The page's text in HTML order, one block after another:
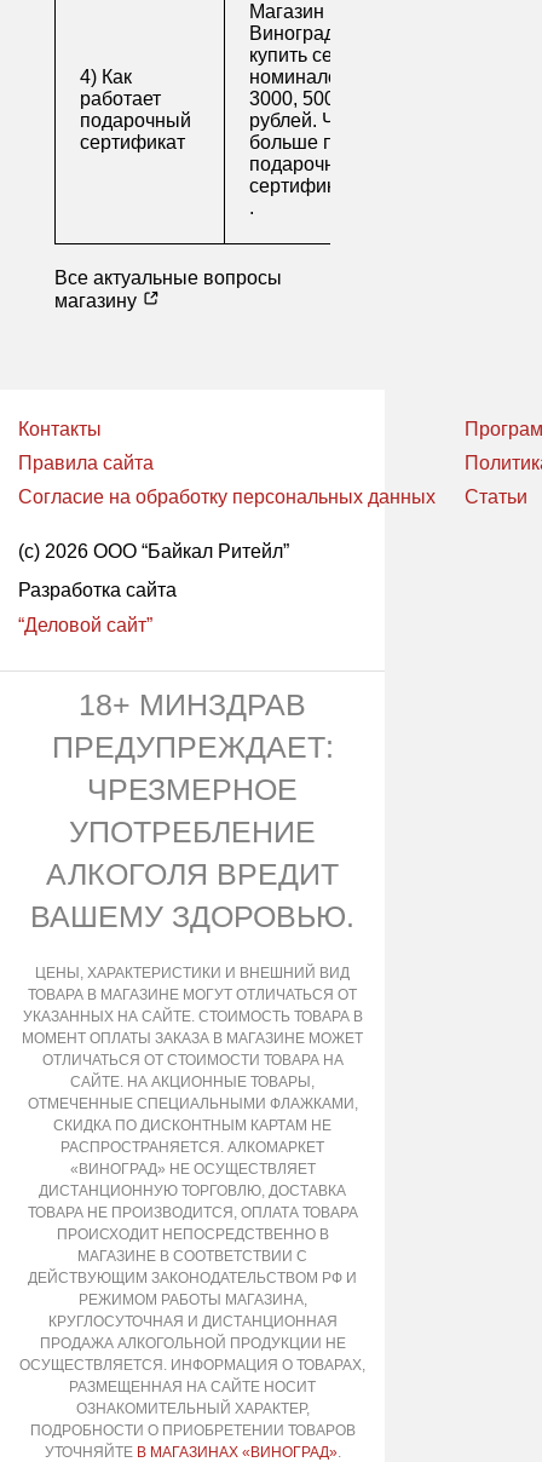
4) Как
работает
подарочный
сертификат
Магазин напитков
Виноград предлагает
купить сертификаты
номиналом 500, 1000,
3000, 5000 и 10000
рублей. Читайте
больше про
подарочные
сертификаты
.
Все актуальные вопросы
магазину
Контакты
Правила сайта
Согласие на обработку персональных данных
Статьи
(с) 2026 ООО “Байкал Ритейл”
Разработка сайта
“Деловой сайт”
18+ МИНЗДРАВ
ПРЕДУПРЕЖДАЕТ:
ЧРЕЗМЕРНОЕ
УПОТРЕБЛЕНИЕ
АЛКОГОЛЯ ВРЕДИТ
ВАШЕМУ ЗДОРОВЬЮ.
ЦЕНЫ, ХАРАКТЕРИСТИКИ И ВНЕШНИЙ ВИД
ТОВАРА В МАГАЗИНЕ МОГУТ ОТЛИЧАТЬСЯ ОТ
УКАЗАННЫХ НА САЙТЕ. СТОИМОСТЬ ТОВАРА В
МОМЕНТ ОПЛАТЫ ЗАКАЗА В МАГАЗИНЕ МОЖЕТ
ОТЛИЧАТЬСЯ ОТ СТОИМОСТИ ТОВАРА НА
САЙТЕ. НА АКЦИОННЫЕ ТОВАРЫ,
ОТМЕЧЕННЫЕ СПЕЦИАЛЬНЫМИ ФЛАЖКАМИ,
СКИДКА ПО ДИСКОНТНЫМ КАРТАМ НЕ
РАСПРОСТРАНЯЕТСЯ. АЛКОМАРКЕТ
«ВИНОГРАД» НЕ ОСУЩЕСТВЛЯЕТ
ДИСТАНЦИОННУЮ ТОРГОВЛЮ, ДОСТАВКА
ТОВАРА НЕ ПРОИЗВОДИТСЯ, ОПЛАТА ТОВАРА
ПРОИСХОДИТ НЕПОСРЕДСТВЕННО В
МАГАЗИНЕ В СООТВЕТСТВИИ С
ДЕЙСТВУЮЩИМ ЗАКОНОДАТЕЛЬСТВОМ РФ И
РЕЖИМОМ РАБОТЫ МАГАЗИНА,
КРУГЛОСУТОЧНАЯ И ДИСТАНЦИОННАЯ
ПРОДАЖА АЛКОГОЛЬНОЙ ПРОДУКЦИИ НЕ
ОСУЩЕСТВЛЯЕТСЯ. ИНФОРМАЦИЯ О ТОВАРАХ,
РАЗМЕЩЕННАЯ НА САЙТЕ НОСИТ
ОЗНАКОМИТЕЛЬНЫЙ ХАРАКТЕР,
ПОДРОБНОСТИ О ПРИОБРЕТЕНИИ ТОВАРОВ
УТОЧНЯЙТЕ В МАГАЗИНАХ «ВИНОГРАД».